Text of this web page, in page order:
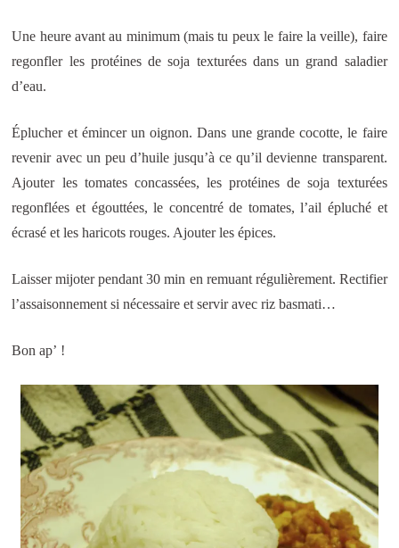
Une heure avant au minimum (mais tu peux le faire la veille), faire
regonfler les protéines de soja texturées dans un grand saladier
d’eau.
Éplucher et émincer un oignon. Dans une grande cocotte, le faire
revenir avec un peu d’huile jusqu’à ce qu’il devienne transparent.
Ajouter les tomates concassées, les protéines de soja texturées
regonflées et égouttées, le concentré de tomates, l’ail épluché et
écrasé et les haricots rouges. Ajouter les épices.
Laisser mijoter pendant 30 min en remuant régulièrement. Rectifier
l’assaisonnement si nécessaire et servir avec riz basmati…
Bon ap’ !